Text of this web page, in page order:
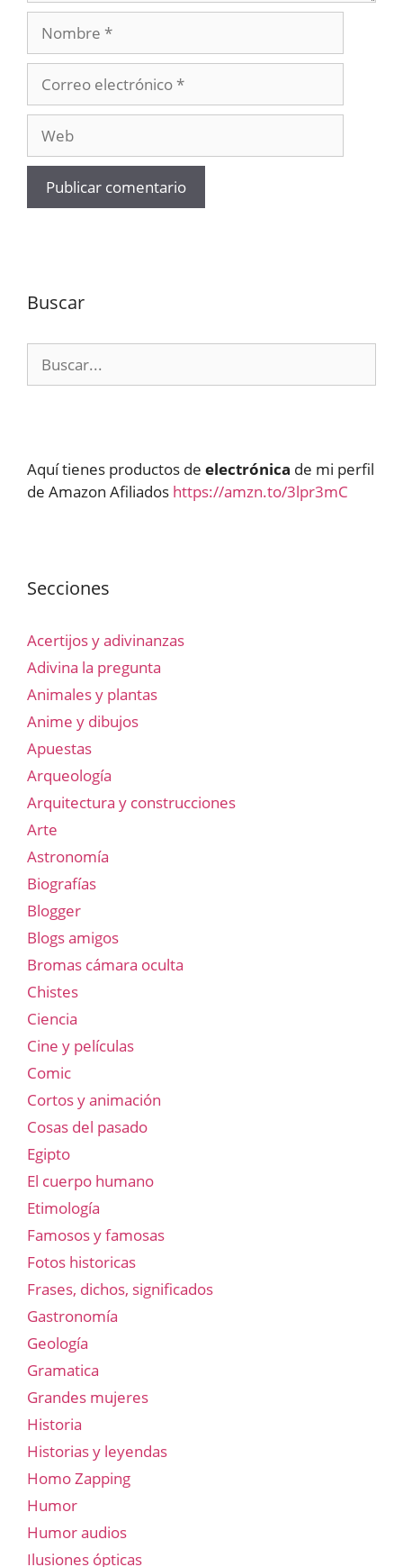
Nombre
electrónico
Buscar
Aquí tienes productos de electrónica de mi perfil
de Amazon Afiliados https://amzn.to/3lpr3mC
Secciones
Acertijos y adivinanzas
Adivina la pregunta
Animales y plantas
Anime y dibujos
Apuestas
Arqueología
Arquitectura y construcciones
Arte
Astronomía
Biografías
Blogger
Blogs amigos
Bromas cámara oculta
Chistes
Ciencia
Cine y películas
Comic
Cortos y animación
Cosas del pasado
Egipto
El cuerpo humano
Etimología
Famosos y famosas
Fotos historicas
Frases, dichos, significados
Gastronomía
Geología
Gramatica
Grandes mujeres
Historia
Historias y leyendas
Homo Zapping
Humor
Humor audios
Ilusiones ópticas